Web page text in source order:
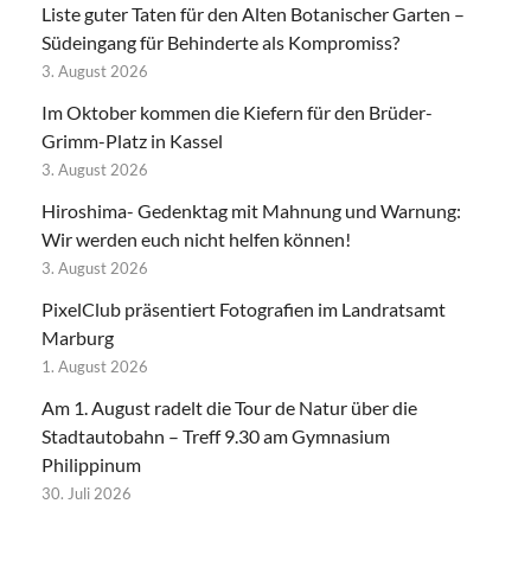
Liste guter Taten für den Alten Botanischer Garten –
Südeingang für Behinderte als Kompromiss?
3. August 2026
Im Oktober kommen die Kiefern für den Brüder-
Grimm-Platz in Kassel
3. August 2026
Hiroshima- Gedenktag mit Mahnung und Warnung:
Wir werden euch nicht helfen können!
3. August 2026
PixelClub präsentiert Fotografien im Landratsamt
Marburg
1. August 2026
Am 1. August radelt die Tour de Natur über die
Stadtautobahn – Treff 9.30 am Gymnasium
Philippinum
30. Juli 2026